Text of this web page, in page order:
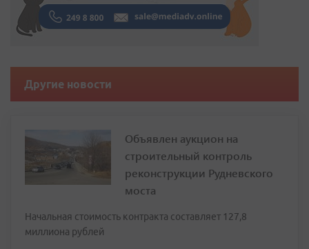
Другие новости
Объявлен аукцион на
строительный контроль
реконструкции Рудневского
моста
Начальная стоимость контракта составляет 127,8
миллиона рублей